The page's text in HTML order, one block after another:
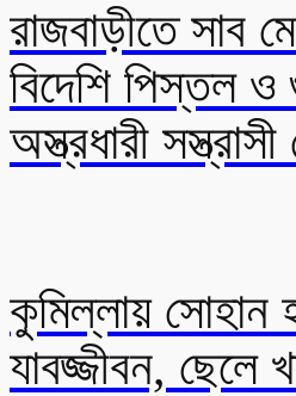
রাজবাড়ীতে সাব
বিদেশি পিস্তল
অস্ত্রধারী
কুমিল্লায় সোহান
যাবজ্জীবন, ছেলে